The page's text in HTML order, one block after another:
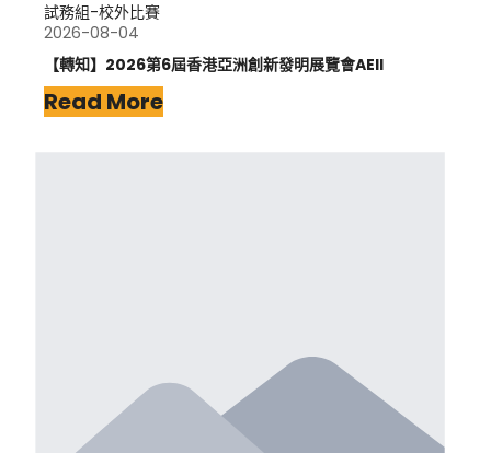
試務組-校外比賽
2026-08-04
【轉知】2026第6屆香港亞洲創新發明展覽會AEII
Read More